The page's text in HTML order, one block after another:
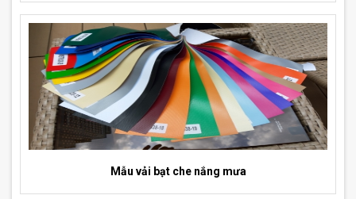
Mẫu vải bạt che nắng mưa